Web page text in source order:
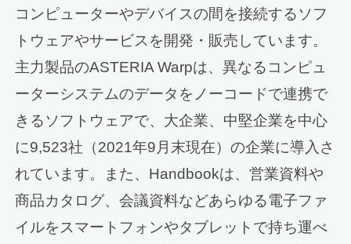
コンピューターやデバイスの間を接続するソフ
トウェアやサービスを開発・販売しています。
主力製品のASTERIA Warpは、異なるコンピュ
ーターシステムのデータをノーコードで連携で
きるソフトウェアで、大企業、中堅企業を中心
に9,523社（2021年9月末現在）の企業に導入さ
れています。また、Handbookは、営業資料や
商品カタログ、会議資料などあらゆる電子ファ
イルをスマートフォンやタブレットで持ち運べ